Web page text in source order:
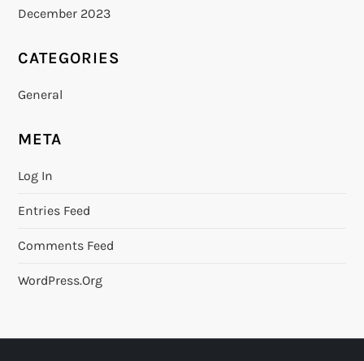
December 2023
CATEGORIES
General
META
Log In
Entries Feed
Comments Feed
WordPress.org